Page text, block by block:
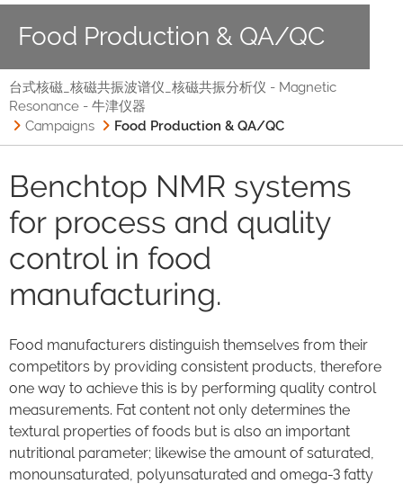
Food Production & QA/QC
台式核磁_核磁共振波谱仪_核磁共振分析仪 - Magnetic
Resonance - 牛津仪器
Campaigns
Food Production & QA/QC
Benchtop NMR systems
for process and quality
control in food
manufacturing.
Food manufacturers distinguish themselves from their
competitors by providing consistent products, therefore
one way to achieve this is by performing quality control
measurements. Fat content not only determines the
textural properties of foods but is also an important
nutritional parameter; likewise the amount of saturated,
monounsaturated, polyunsaturated and omega-3 fatty